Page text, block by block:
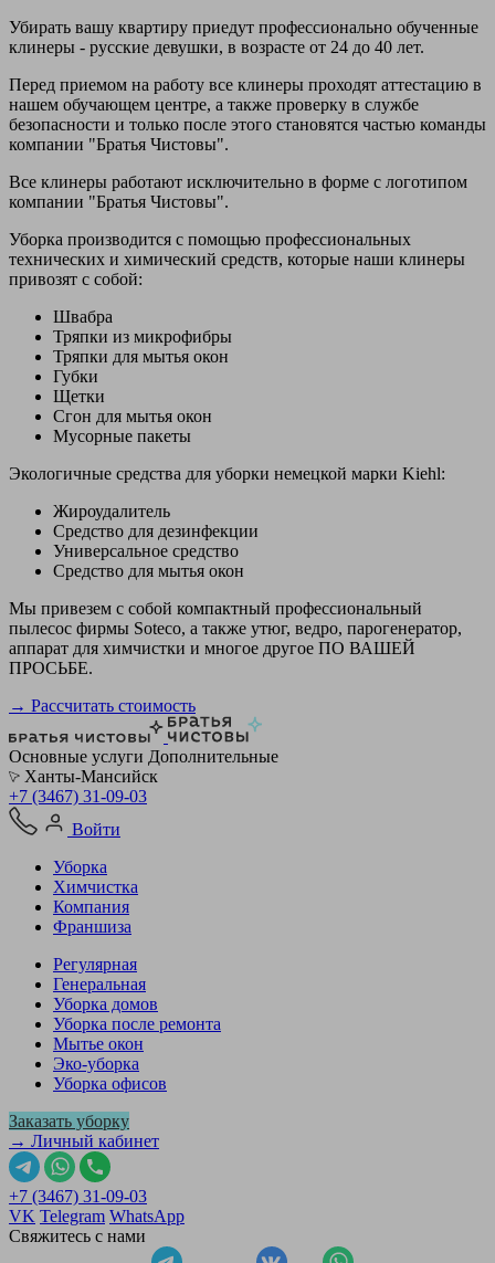
Убирать вашу квартиру приедут профессионально обученные
клинеры - русские девушки, в возрасте от 24 до 40 лет.
Перед приемом на работу все клинеры проходят аттестацию в
нашем обучающем центре, а также проверку в службе
безопасности и только после этого становятся частью команды
компании "Братья Чистовы".
Все клинеры работают исключительно в форме с логотипом
компании "Братья Чистовы".
Уборка производится с помощью профессиональных
технических и химический средств, которые наши клинеры
привозят с собой:
Швабра
Тряпки из микрофибры
Тряпки для мытья окон
Губки
Щетки
Сгон для мытья окон
Мусорные пакеты
Экологичные средства для уборки немецкой марки Kiehl:
Жироудалитель
Средство для дезинфекции
Универсальное средство
Средство для мытья окон
Мы привезем с собой компактный профессиональный
пылесос фирмы Soteco, а также утюг, ведро, парогенератор,
аппарат для химчистки и многое другое ПО ВАШЕЙ
ПРОСЬБЕ.
→ Рассчитать стоимость
Основные услуги Дополнительные
Ханты-Мансийск
+7 (3467) 31-09-03
Войти
Уборка
Химчистка
Компания
Франшиза
Регулярная
Генеральная
Уборка домов
Уборка после ремонта
Мытье окон
Эко-уборка
Уборка офисов
Заказать уборку
→ Личный кабинет
+7 (3467) 31-09-03
VK Telegram WhatsApp
Свяжитесь с нами